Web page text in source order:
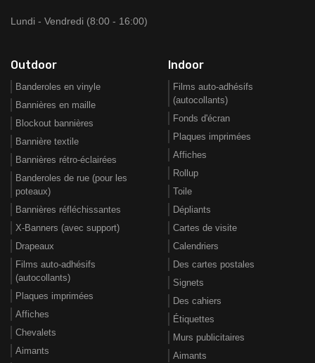
Lundi - Vendredi (8:00 - 16:00)
Outdoor
Banderoles en vinyle
Bannières en maille
Blockout bannières
Bannière textile
Bannières rétro-éclairées
Banderoles de rue (pour les
poteaux)
Bannières réfléchissantes
X-Banners (avec support)
Drapeaux
Films auto-adhésifs
(autocollants)
Plaques imprimées
Affiches
Chevalets
Aimants
Indoor
Films auto-adhésifs
(autocollants)
Fonds d'écran
Plaques imprimées
Affiches
Rollup
Toile
Dépliants
Cartes de visite
Calendriers
Des cartes postales
Signets
Des cahiers
Étiquettes
Murs publicitaires
Aimants